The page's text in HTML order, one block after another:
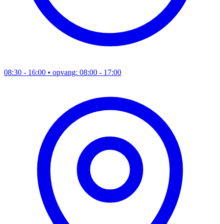
08:30 - 16:00 • opvang: 08:00 - 17:00